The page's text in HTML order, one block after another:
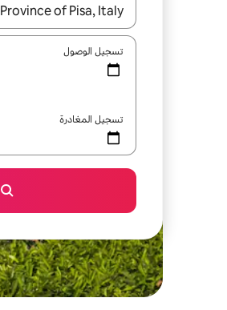
عند توفر النتائج، انتقل
تسجيل الوصول
تسجيل المغادرة